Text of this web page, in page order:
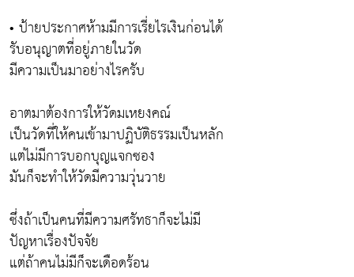
• ป้ายประกาศห้ามมีการเรี่ยไรเงินก่อนได้
รับอนุญาตที่อยู่ภายในวัด
มีความเป็นมาอย่างไรครับ
อาตมาต้องการให้วัดมเหยงคณ์
เป็นวัดที่ให้คนเข้ามาปฏิบัติธรรมเป็นหลัก
แต่ไม่มีการบอกบุญแจกซอง
มันก็จะทำให้วัดมีความวุ่นวาย
ซึ่งถ้าเป็นคนที่มีความศรัทธาก็จะไม่มี
ปัญหาเรื่องปัจจัย
แต่ถ้าคนไม่มีก็จะเดือดร้อน